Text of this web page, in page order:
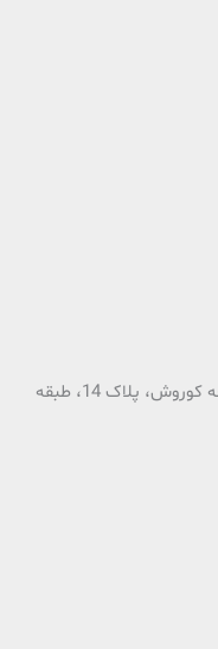
تهران، پاسداران، خیابان قبا، کوچه کوروش، پلاک 14، طبقه